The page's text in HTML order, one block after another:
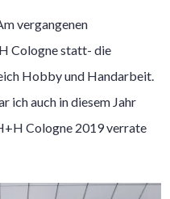
vergangenen
Cologne statt- die
Hobby und Handarbeit.
ich auch in diesem Jahr
Cologne 2019 verrate